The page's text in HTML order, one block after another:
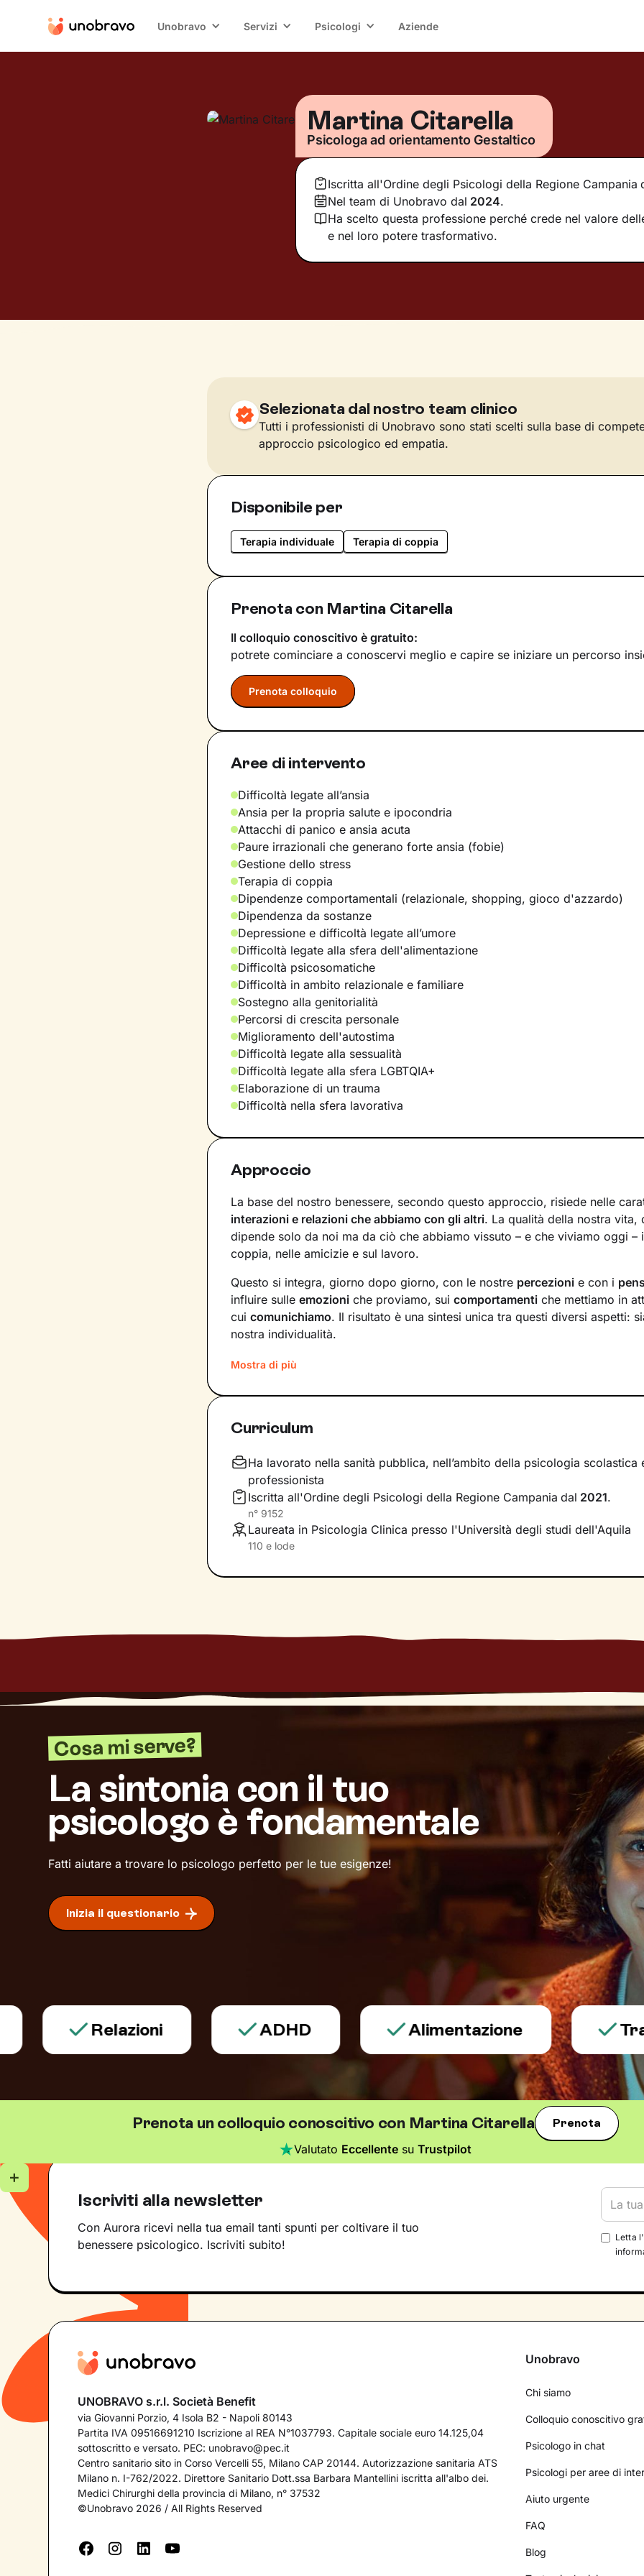
Unobravo Servizi Psicologi Aziende
Martina Citarella
Psicologa ad orientamento Gestaltico
Iscritta all'Ordine degli Psicologi della Regione Campania
Nel team di Unobravo dal 2024.
Ha scelto questa professione perché crede nel valore
e nel loro potere trasformativo.
Selezionata dal nostro team clinico
Tutti i professionisti di Unobravo sono stati scelti sulla base di
approccio psicologico ed empatia.
Disponibile per
Terapia individuale Terapia di coppia
Prenota con Martina Citarella
Il colloquio conoscitivo è gratuito:
potrete cominciare a conoscervi meglio e capire se iniziare un percorso
Prenota colloquio
Aree di intervento
Difficoltà legate all’ansia
Ansia per la propria salute e ipocondria
Attacchi di panico e ansia acuta
Paure irrazionali che generano forte ansia (fobie)
Gestione dello stress
Terapia di coppia
Dipendenze comportamentali (relazionale, shopping, gioco d'azzardo)
Dipendenza da sostanze
Depressione e difficoltà legate all’umore
Difficoltà legate alla sfera dell'alimentazione
Difficoltà psicosomatiche
Difficoltà in ambito relazionale e familiare
Sostegno alla genitorialità
Percorsi di crescita personale
Miglioramento dell'autostima
Difficoltà legate alla sessualità
Difficoltà legate alla sfera LGBTQIA+
Elaborazione di un trauma
Difficoltà nella sfera lavorativa
Approccio
La base del nostro benessere, secondo questo approccio, risiede nelle
interazioni e relazioni che abbiamo con gli altri. La qualità della nostra vita,
dipende solo da noi ma da ciò che abbiamo vissuto – e che viviamo oggi –
coppia, nelle amicizie e sul lavoro.
Questo si integra, giorno dopo giorno, con le nostre percezioni e con i
influire sulle emozioni che proviamo, sui comportamenti che mettiamo in
cui comunichiamo. Il risultato è una sintesi unica tra questi diversi aspetti:
nostra individualità.
Sulponte che si crea tra il mondo interno e quello esterno
del tuo presente. La voglia di cambiamento sarà la motivazione necessaria
comportamenti, alla ricerca di unnuovo livello di consapevolezza.
fondamentale per comprendere cosa cambiare e come farlo. Nello spazio
accoglienza che si creerà, avrai modo di rileggere la tua realtà attribuendole
inediti che ti permetteranno di affrontare la vita con
Mostra di più
Curriculum
Ha lavorato nella sanità pubblica, nell’ambito della psicologia scolastica
professionista
Iscritta all'Ordine degli Psicologi della Regione Campania dal 2021.
n° 9152
Laureata in Psicologia Clinica presso l'Università degli studi dell'Aquila
110 e lode
Cosa mi serve?
La sintonia con il tuo
psicologo è fondamentale
Fatti aiutare a trovare lo psicologo perfetto per le tue esigenze!
Inizia il questionario
Relazioni ADHD Alimentazione
Prenota un colloquio conoscitivo con Martina Citarella Prenota
Valutato Eccellentesu Trustpilot
Iscriviti alla newsletter
Con Aurora ricevi nella tua email tanti spunti per coltivare il tuo
benessere psicologico. Iscriviti subito!
Letta l'
UNOBRAVO s.r.l. Società Benefit
via Giovanni Porzio, 4 Isola B2 - Napoli 80143
Partita IVA 09516691210 Iscrizione al REA N°1037793. Capitale sociale euro 14.125,04
sottoscritto e versato. PEC: unobravo@pec.it
Centro sanitario sito in Corso Vercelli 55, Milano CAP 20144. Autorizzazione sanitaria ATS
Milano n. I-762/2022. Direttore Sanitario Dott.ssa Barbara Mantellini iscritta all'albo dei.
Medici Chirurghi della provincia di Milano, n° 37532
©Unobravo 2026 / All Rights Reserved
Unobravo
Chi siamo
Colloquio conoscitivo
Psicologo in chat
Psicologi per aree di
Aiuto urgente
FAQ
Blog